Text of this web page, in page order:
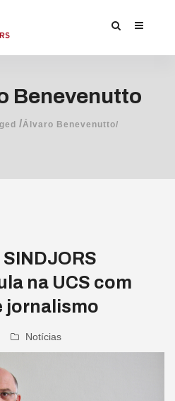
Benevenutto
/Álvaro Benevenutto/
na UCS com
jornalismo
Notícias